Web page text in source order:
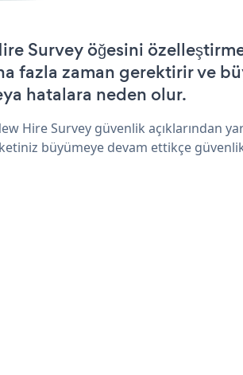
Survey öğesini
fazla zaman gerektirir ve
hatalara neden olur.
Hire Survey güvenlik açıklarından
büyümeye devam ettikçe